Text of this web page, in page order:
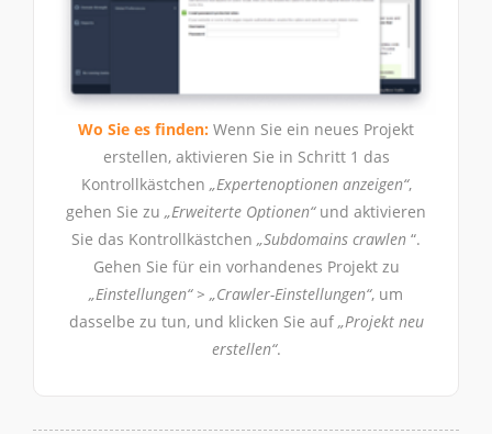
Wo Sie es finden: Wenn Sie ein neues Projekt
erstellen, aktivieren Sie in Schritt 1 das
Kontrollkästchen „Expertenoptionen anzeigen“,
gehen Sie zu „Erweiterte Optionen“und aktivieren
Sie das Kontrollkästchen „Subdomains crawlen “.
Gehen Sie für ein vorhandenes Projekt zu
„Einstellungen“ > „Crawler-Einstellungen“, um
dasselbe zu tun, und klicken Sie auf „Projekt neu
erstellen“.